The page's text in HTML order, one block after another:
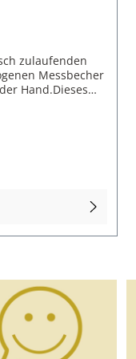
zulaufenden
Messbecher
Hand.Dieses